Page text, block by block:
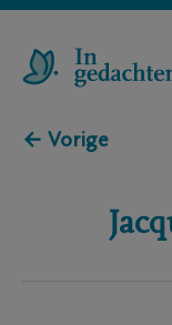
← Vorige